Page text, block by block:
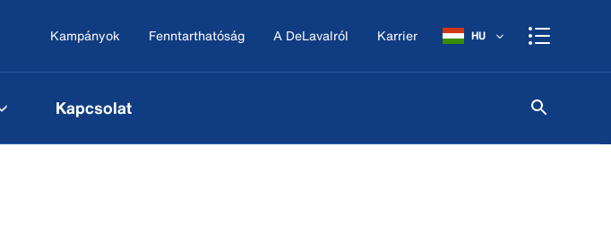
Kampányok Fenntarthatóság A DeLavalról Karrier HU
Kapcsolat